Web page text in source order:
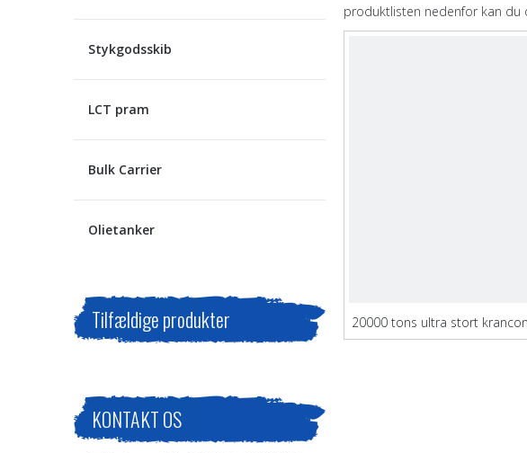
Stykgodsskib
LCT pram
Bulk Carrier
Olietanker
Tilfældige produkter
KONTAKT OS
produktlisten nedenfor kan du
20000 tons ultra stort